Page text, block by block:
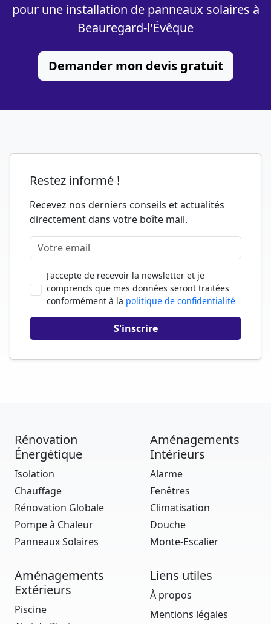
pour une installation de panneaux solaires à
Beauregard-l'Évêque
Demander mon devis gratuit
Restez informé !
Recevez nos derniers conseils et actualités
directement dans votre boîte mail.
J'accepte de recevoir la newsletter et je
comprends que mes données seront traitées
conformément à la politique de confidentialité
Rénovation
Énergétique
Isolation
Chauffage
Rénovation Globale
Pompe à Chaleur
Panneaux Solaires
Aménagements
Intérieurs
Alarme
Fenêtres
Climatisation
Douche
Monte-Escalier
Aménagements
Extérieurs
Piscine
Liens utiles
À propos
Mentions légales